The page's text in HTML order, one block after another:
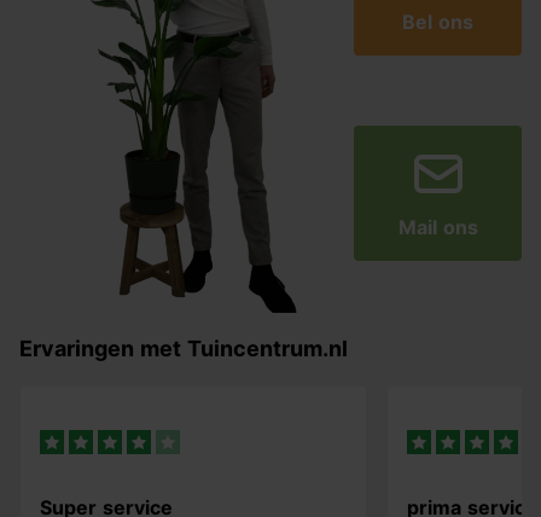
Bel ons
Mail ons
Ervaringen met Tuincentrum.nl
Super service prima service